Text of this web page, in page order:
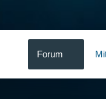
Forum